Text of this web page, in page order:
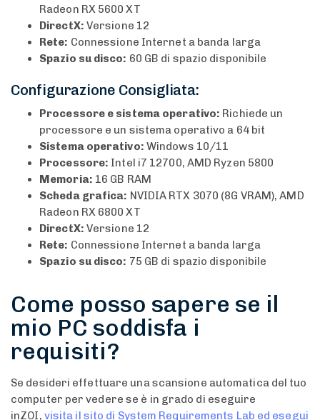
Radeon RX 5600 XT
DirectX: Versione 12
Rete: Connessione Internet a banda larga
Spazio su disco: 60 GB di spazio disponibile
Configurazione Consigliata:
Processore e sistema operativo: Richiede un
processore e un sistema operativo a 64 bit
Sistema operativo: Windows 10/11
Processore: Intel i7 12700, AMD Ryzen 5800
Memoria: 16 GB RAM
Scheda grafica: NVIDIA RTX 3070 (8G VRAM), AMD
Radeon RX 6800 XT
DirectX: Versione 12
Rete: Connessione Internet a banda larga
Spazio su disco: 75 GB di spazio disponibile
Come posso sapere se il
mio PC soddisfa i
requisiti?
Se desideri effettuare una scansione automatica del tuo
computer per vedere se è in grado di eseguire
inZOI, visita il sito di System Requirements Lab ed esegui